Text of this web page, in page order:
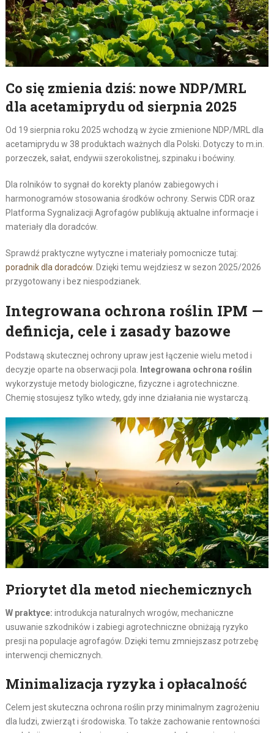
Co się zmienia dziś: nowe NDP/MRL
dla acetamiprydu od sierpnia 2025
Od 19 sierpnia roku 2025 wchodzą w życie zmienione NDP/MRL dla
acetamiprydu w 38 produktach ważnych dla Polski. Dotyczy to m.in.
porzeczek, sałat, endywii szerokolistnej, szpinaku i boćwiny.
Dla rolników to sygnał do korekty planów zabiegowych i
harmonogramów stosowania środków ochrony. Serwis CDR oraz
Platforma Sygnalizacji Agrofagów publikują aktualne informacje i
materiały dla doradców.
Sprawdź praktyczne wytyczne i materiały pomocnicze tutaj:
poradnik dla doradców. Dzięki temu wejdziesz w sezon 2025/2026
przygotowany i bez niespodzianek.
Integrowana ochrona roślin IPM —
definicja, cele i zasady bazowe
Podstawą skutecznej ochrony upraw jest łączenie wielu metod i
decyzje oparte na obserwacji pola. Integrowana ochrona roślin
wykorzystuje metody biologiczne, fizyczne i agrotechniczne.
Chemię stosujesz tylko wtedy, gdy inne działania nie wystarczą.
Priorytet dla metod niechemicznych
W praktyce: introdukcja naturalnych wrogów, mechaniczne
usuwanie szkodników i zabiegi agrotechniczne obniżają ryzyko
presji na populacje agrofagów. Dzięki temu zmniejszasz potrzebę
interwencji chemicznych.
Minimalizacja ryzyka i opłacalność
Celem jest skuteczna ochrona roślin przy minimalnym zagrożeniu
dla ludzi, zwierząt i środowiska. To także zachowanie rentowności